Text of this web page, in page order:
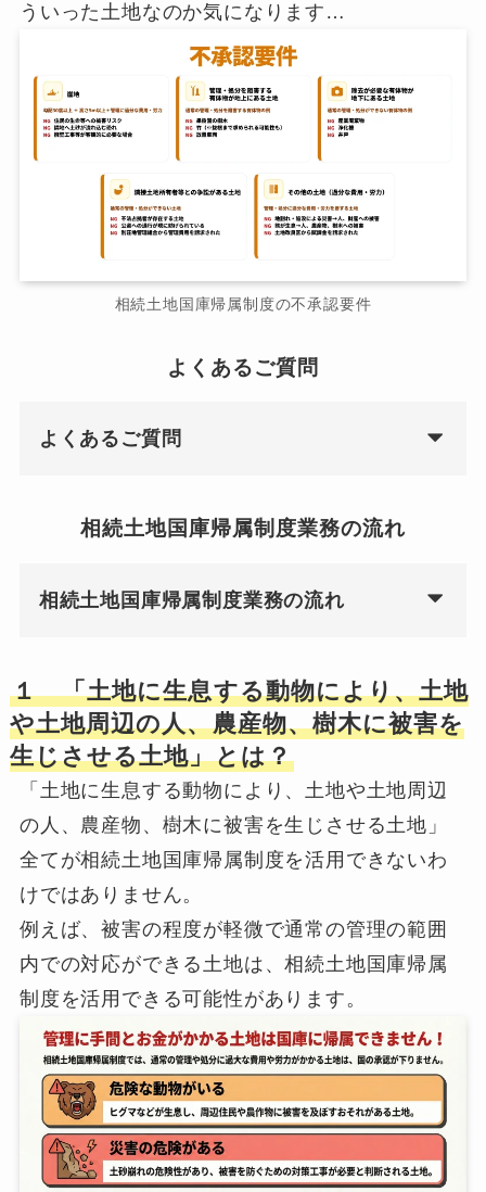
ういった土地なのか気になります…
相続土地国庫帰属制度の不承認要件
よくあるご質問
よくあるご質問
相続土地国庫帰属制度業務の流れ
相続土地国庫帰属制度業務の流れ
１ 「土地に生息する動物により、土地
や土地周辺の人、農産物、樹木に被害を
生じさせる土地」とは？
「土地に生息する動物により、土地や土地周辺
の人、農産物、樹木に被害を生じさせる土地」
全てが相続土地国庫帰属制度を活用できないわ
けではありません。
例えば、被害の程度が軽微で通常の管理の範囲
内での対応ができる土地は、相続土地国庫帰属
制度を活用できる可能性があります。